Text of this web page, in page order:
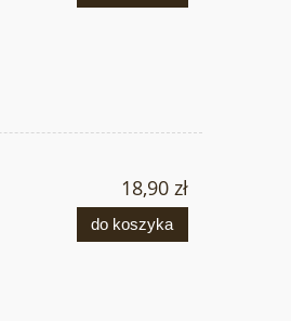
18,90 zł
do koszyka